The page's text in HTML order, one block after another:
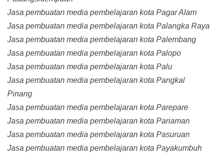
Jasa pembuatan media pembelajaran kota Pagar Alam
Jasa pembuatan media pembelajaran kota Palangka Raya
Jasa pembuatan media pembelajaran kota Palembang
Jasa pembuatan media pembelajaran kota Palopo
Jasa pembuatan media pembelajaran kota Palu
Jasa pembuatan media pembelajaran kota Pangkal
Pinang
Jasa pembuatan media pembelajaran kota Parepare
Jasa pembuatan media pembelajaran kota Pariaman
Jasa pembuatan media pembelajaran kota Pasuruan
Jasa pembuatan media pembelajaran kota Payakumbuh